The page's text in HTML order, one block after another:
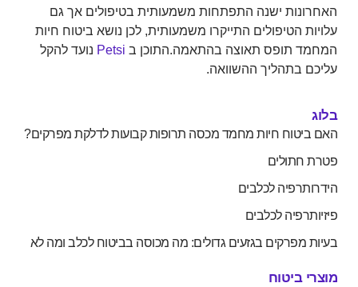
ישנה התפתחות משמעותית בטיפולים אך גם
הטיפולים התייקרו משמעותית, לכן נושא ביטוח חיות
תופס תאוצה בהתאמה.התוכן בPetsiנועד להקל
בתהליך ההשוואה.
חיות מחמד מכסה תרופות קבועות לדלקת מפרקים?
לכלבים
לכלבים
מפרקים בגזעים גדולים: מה מכוסה בביטוח לכלב ומה לא
ביטוח